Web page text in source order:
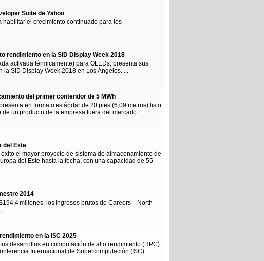
Suite de Yahoo
habilitar el crecimiento continuado para los
rendimiento en la SID Display Week 2018
activada térmicamente) para OLEDs, presenta sus
SID Display Week 2018 en Los Ángeles. ...
del primer contendor de 5 MWh
en formato estándar de 20 pies (6,09 metros) listo
un producto de la empresa fuera del mercado
del Este
el mayor proyecto de sistema de almacenamiento de
del Este hasta la fecha, con una capacidad de 55
2014
millones; los ingresos brutos de Careers – North
en la ISC 2025
desarrollos en computación de alto rendimiento (HPC)
Internacional de Supercomputación (ISC)